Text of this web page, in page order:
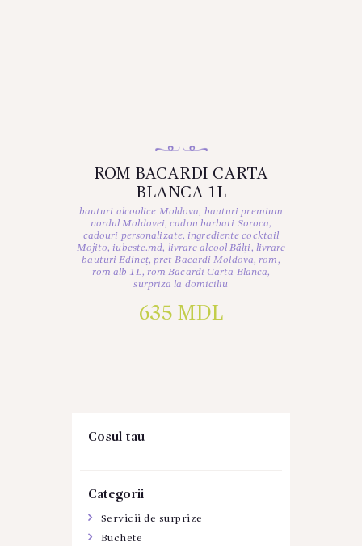
ROM BACARDI CARTA
BLANCA 1L
bauturi alcoolice Moldova, bauturi premium
nordul Moldovei,cadou barbati Soroca,
cadouri personalizate, ingrediente cocktail
Mojito, iubeste.md, livrare alcool Bălți, livrare
bauturi Edineț, pret Bacardi Moldova,rom,
rom alb 1L, rom Bacardi Carta Blanca,
surpriza la domiciliu
635 MDL
Cosul tau
Categorii
Servicii de surprize
Buchete